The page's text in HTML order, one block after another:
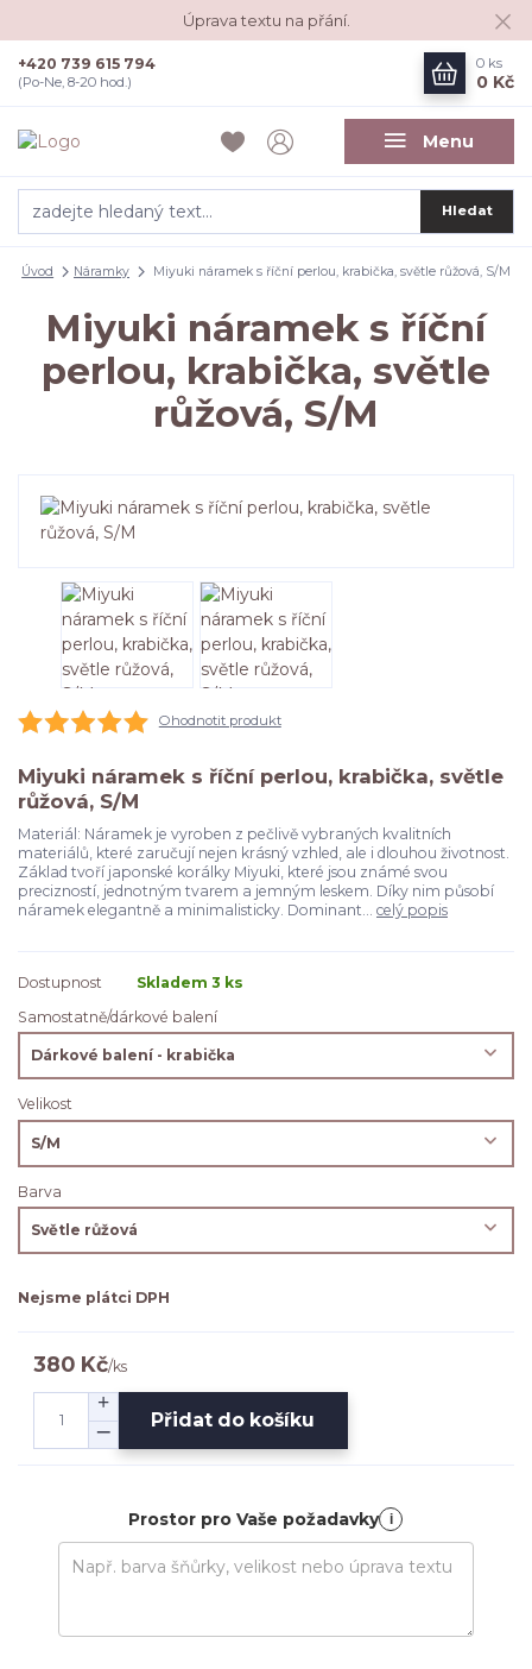
Úprava textu na přání.
Menu
Hledat
+420 739 615 794
(Po-Ne, 8-20 hod.)
0 ks
0 Kč
Úvod Náramky Miyuki náramek s říční perlou, krabička, světle růžová, S/M
Miyuki náramek s říční
perlou, krabička, světle
růžová, S/M
Ohodnotit produkt
Miyuki náramek s říční perlou, krabička, světle
růžová, S/M
Materiál: Náramek je vyroben z pečlivě vybraných kvalitních
materiálů, které zaručují nejen krásný vzhled, ale i dlouhou životnost.
Základ tvoří japonské korálky Miyuki, které jsou známé svou
precizností, jednotným tvarem a jemným leskem. Díky nim působí
náramek elegantně a minimalisticky. Dominant... celý popis
Dostupnost
Skladem 3 ks
Samostatně/dárkové balení
Velikost
Barva
Nejsme plátci DPH
380 Kč/ks
Přidat do košíku
Prostor pro Vaše požadavky i